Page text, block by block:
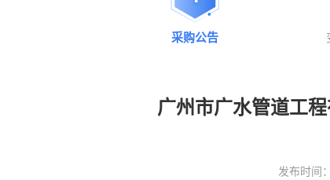
采购公告
广州市广水管道工
发布时间